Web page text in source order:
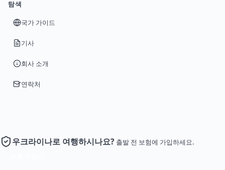
탐색
국가 가이드
기사
회사 소개
연락처
우크라이나로 여행하시나요? 출발 전 보험에 가입하세요.